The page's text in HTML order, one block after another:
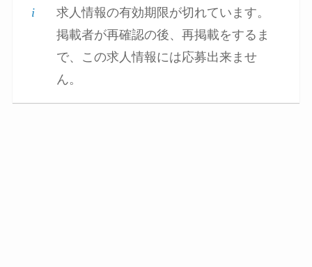
求人情報の有効期限が切れています。
掲載者が再確認の後、再掲載をするま
で、この求人情報には応募出来ませ
ん。